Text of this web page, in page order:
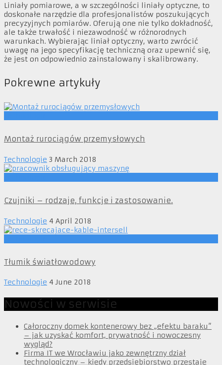
Liniały pomiarowe, a w szczególności liniały optyczne, to
doskonałe narzędzie dla profesjonalistów poszukujących
precyzyjnych pomiarów. Oferują one nie tylko dokładność,
ale także trwałość i niezawodność w różnorodnych
warunkach. Wybierając liniał optyczny, warto zwrócić
uwagę na jego specyfikację techniczną oraz upewnić się,
że jest on odpowiednio zainstalowany i skalibrowany.
Pokrewne artykuły
Montaż rurociągów przemysłowych
Technologie 3 March 2018
Czujniki – rodzaje, funkcje i zastosowanie.
Technologie 4 April 2018
Tłumik światłowodowy
Technologie 4 June 2018
Nowości w serwisie
Całoroczny domek kontenerowy bez „efektu baraku”
– jak uzyskać komfort, prywatność i nowoczesny
wygląd?
Firma IT we Wrocławiu jako zewnętrzny dział
technologiczny – kiedy przedsiębiorstwo przestaje